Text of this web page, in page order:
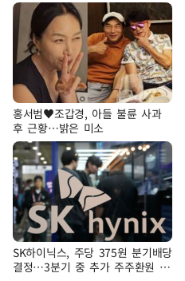
홍서범♥조갑경, 아들 불륜 사과
후 근황…밝은 미소
SK하이닉스, 주당 375원 분기배당
결정…3분기 중 추가 주주환원 발